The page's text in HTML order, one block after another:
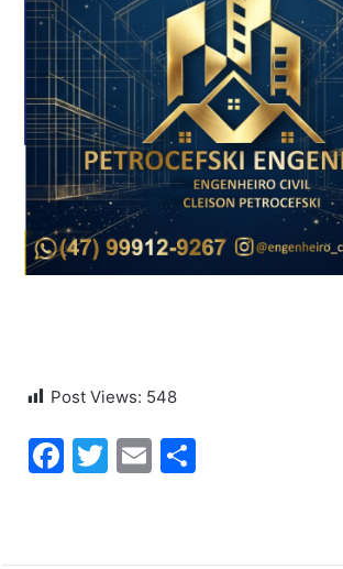
Post Views: 548
Facebook
Twitter
Email